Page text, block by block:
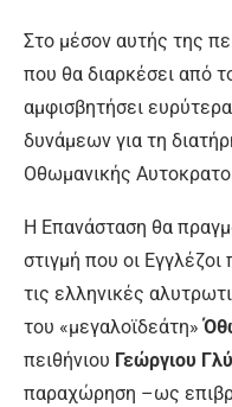
Στο μέσον αυτής της
που θα διαρκέσει από
αμφισβητήσει
δυνάμεων για τη
Οθωμανικής
Η Επανάσταση θα
στιγμή που οι
τις ελληνικές
του «μεγαλοϊδεάτη»
πειθήνιου Γεώργιου
παραχώρηση –ως